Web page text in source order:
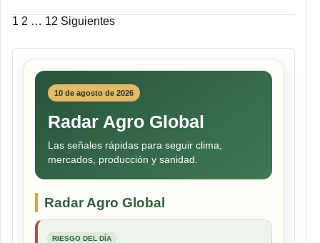
Paginación
de
entradas
1 2 … 12 Siguientes
10 de agosto de 2026
Radar Agro Global
Las señales rápidas para seguir clima,
mercados, producción y sanidad.
Radar Agro Global
RIESGO DEL DÍA